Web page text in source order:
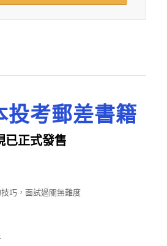
投考郵差書籍
已正式發售
巧，面試過關無難度